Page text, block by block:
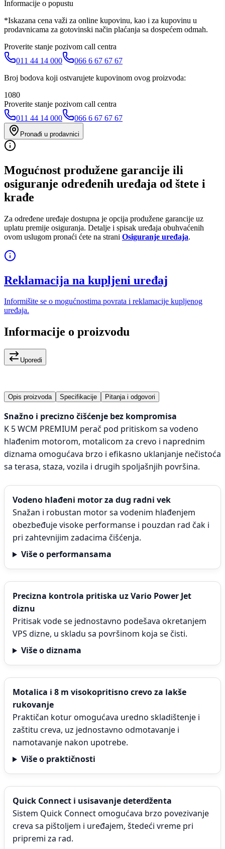
Informacije o popustu
*Iskazana cena važi za online kupovinu, kao i za kupovinu u
prodavnicama za gotovinski način plaćanja sa dospećem odmah.
Proverite stanje pozivom call centra
011 44 14 000
066 6 67 67 67
Broj bodova koji ostvarujete kupovinom ovog proizvoda:
1080
Proverite stanje pozivom call centra
011 44 14 000
066 6 67 67 67
Pronađi u prodavnici
Mogućnost produžene garancije ili
osiguranje određenih uređaja od štete i
krađe
Za određene uređaje dostupna je opcija produžene garancije uz
uplatu premije osiguranja. Detalje i spisak uređaja obuhvaćenih
ovom uslugom pronaći ćete na strani Osiguranje uređaja.
Reklamacija na kupljeni uređaj
Informišite se o mogućnostima povrata i reklamacije kupljenog
uređaja.
Informacije o proizvodu
Uporedi
Opis proizvoda Specifikacije Pitanja i odgovori
Snažno i precizno čišćenje bez kompromisa
K 5 WCM PREMIUM perač pod pritiskom sa vodeno
hlađenim motorom, motalicom za crevo i naprednim
diznama omogućava brzo i efikasno uklanjanje nečistoća
sa terasa, staza, vozila i drugih spoljašnjih površina.
Vodeno hlađeni motor za dug radni vek
Snažan i robustan motor sa vodenim hlađenjem
obezbeđuje visoke performanse i pouzdan rad čak i
pri zahtevnijim zadacima čišćenja.
Više o performansama
Precizna kontrola pritiska uz Vario Power Jet
diznu
Pritisak vode se jednostavno podešava okretanjem
VPS dizne, u skladu sa površinom koja se čisti.
Više o diznama
Motalica i 8 m visokopritisno crevo za lakše
rukovanje
Praktičan kotur omogućava uredno skladištenje i
zaštitu creva, uz jednostavno odmotavanje i
namotavanje nakon upotrebe.
Više o praktičnosti
Quick Connect i usisavanje deterdženta
Sistem Quick Connect omogućava brzo povezivanje
creva sa pištoljem i uređajem, štedeći vreme pri
pripremi za rad.